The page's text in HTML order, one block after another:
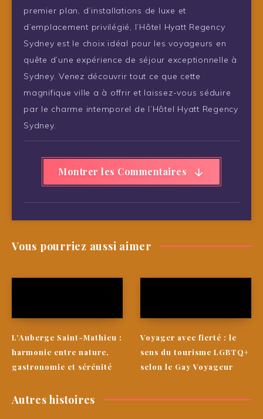
premier plan, d’installations de luxe et
d’emplacement privilégié, l’Hôtel Hyatt Regency
Sydney est le choix idéal pour les voyageurs en
quête d’une expérience de séjour exceptionnelle à
Sydney. Venez découvrir tout ce que cette
magnifique ville a à offrir et laissez-vous séduire
par le charme intemporel de l’Hôtel Hyatt Regency
Sydney.
Montrer les Commentaires
Vous pourriez aussi aimer
L’Auberge Saint-Mathieu :
harmonie entre nature,
gastronomie et sérénité
Voyager avec fierté : le
sens du tourisme LGBTQ+
selon le Gay Voyageur
Autres histoires